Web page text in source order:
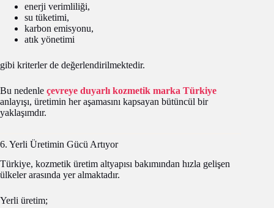
enerji verimliliği,
su tüketimi,
karbon emisyonu,
atık yönetimi
gibi kriterler de değerlendirilmektedir.
Bu nedenle çevreye duyarlı kozmetik marka Türkiye
anlayışı, üretimin her aşamasını kapsayan bütüncül bir
yaklaşımdır.
6. Yerli Üretimin Gücü Artıyor
Türkiye, kozmetik üretim altyapısı bakımından hızla gelişen
ülkeler arasında yer almaktadır.
Yerli üretim;